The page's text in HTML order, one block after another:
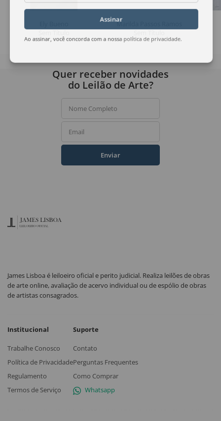
Sem Título
Marilda Passos Ramos
Sem Título
Assinar
Ao assinar, você concorda com a nossa política de privacidade
Quer receber novidades
do Leilão de Arte?
Nome Completo
Email
Enviar
James Lisboa é leiloeiro oficial e perito judicial. Realiza leilões de obras
de arte online, avaliação de acervo individual ou de espólio de obras
de artistas consagrados.
Institucional
Trabalhe Conosco
Política de Privacidade
Regulamento
Termos de Serviço
Suporte
Contato
Perguntas Frequentes
Como Comprar
Whatsapp